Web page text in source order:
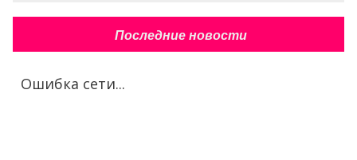
Последние новости
Ошибка сети...